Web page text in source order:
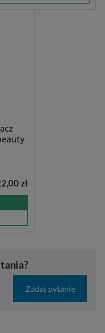
zł
Zadaj pytanie